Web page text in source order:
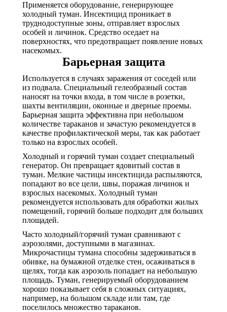
Применяется оборудование, генерирующее
холодный туман. Инсектицид проникает в
труднодоступные зоны, отправляет взрослых
особей и личинок. Средство оседает на
поверхностях, что предотвращает появление новых
насекомых.
Барьерная защита
Используется в случаях заражения от соседей или
из подвала. Специальный гелеобразный состав
наносят на точки входа, в том числе в розетки,
шахты вентиляции, оконные и дверные проемы.
Барьерная защита эффективна при небольшом
количестве тараканов и зачастую рекомендуется в
качестве профилактической меры, так как работает
только на взрослых особей.
Холодный и горячий туман создает специальный
генератор. Он превращает ядовитый состав в
туман. Мелкие частицы инсектицида распыляются,
попадают во все цели, швы, поражая личинок и
взрослых насекомых. Холодный туман
рекомендуется использовать для обработки жилых
помещений, горячий больше подходит для больших
площадей.
Часто холодный/горячий туман сравнивают с
аэрозолями, доступными в магазинах.
Микрочастицы тумана способны задерживаться в
обивке, на бумажной отделке стен, осаживаться в
щелях, тогда как аэрозоль попадает на небольшую
площадь. Туман, генерируемый оборудованием
хорошо показывает себя в сложных ситуациях,
например, на большом складе или там, где
поселилось множество тараканов.